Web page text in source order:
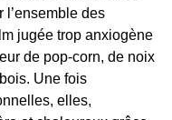
l’ensemble des
jugée trop anxiogène
de pop-corn, de noix
Une fois
elles,